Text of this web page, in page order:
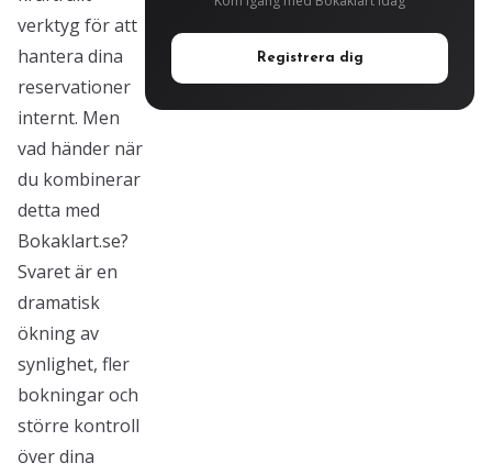
verktyg för att
hantera dina
reservationer
internt. Men
vad händer när
du kombinerar
detta med
Bokaklart.se?
Svaret är en
dramatisk
ökning av
synlighet, fler
bokningar och
större kontroll
över dina
Registrera dig